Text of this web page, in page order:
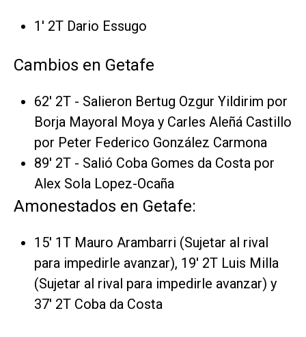
1' 2T Dario Essugo
Cambios en Getafe
62' 2T - Salieron Bertug Ozgur Yildirim por
Borja Mayoral Moya y Carles Aleñá Castillo
por Peter Federico González Carmona
89' 2T - Salió Coba Gomes da Costa por
Alex Sola Lopez-Ocaña
Amonestados en Getafe:
15' 1T Mauro Arambarri (Sujetar al rival
para impedirle avanzar), 19' 2T Luis Milla
(Sujetar al rival para impedirle avanzar) y
37' 2T Coba da Costa